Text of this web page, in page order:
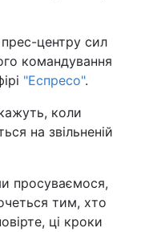
центру сил
командування
"Еспресо".
коли
на звільненій
просуваємося,
тим, хто
ці кроки